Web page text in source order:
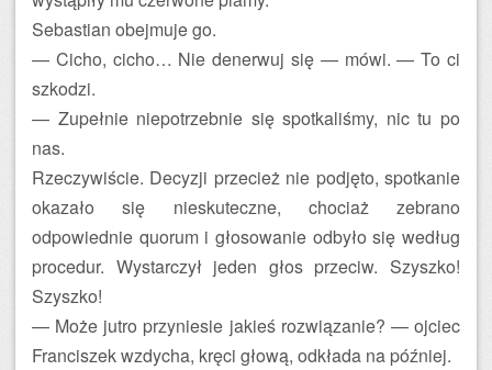
Sebastian obejmuje go.
— Cicho, cicho… Nie denerwuj się — mówi. — To ci
szkodzi.
— Zupełnie niepotrzebnie się spotkaliśmy, nic tu po
nas.
Rzeczywiście. Decyzji przecież nie podjęto, spotkanie
okazało się nieskuteczne, chociaż zebrano
odpowiednie quorum i głosowanie odbyło się według
procedur. Wystarczył jeden głos przeciw. Szyszko!
Szyszko!
— Może jutro przyniesie jakieś rozwiązanie? — ojciec
Franciszek wzdycha, kręci głową, odkłada na później.